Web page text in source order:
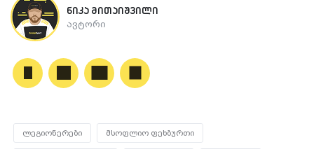
ნიკა მითაიშვილი
ავტორი
ლეგიონერები მსოფლიო ფეხბურთი